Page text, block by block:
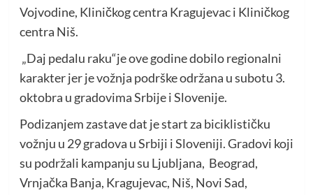
Vojvodine, Kliničkog centra Kragujevac i Kliničkog
centra Niš.
„Daj pedalu raku“je ove godine dobilo regionalni
karakter jer je vožnja podrške održana u subotu 3.
oktobra u gradovima Srbije i Slovenije.
Podizanjem zastave dat je start za biciklističku
vožnju u 29 gradova u Srbiji i Sloveniji. Gradovi koji
su podržali kampanju su Ljubljana, Beograd,
Vrnjačka Banja, Kragujevac, Niš, Novi Sad,